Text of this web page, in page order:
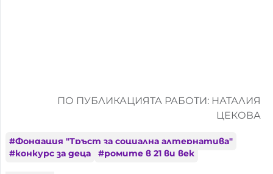
ПО ПУБЛИКАЦИЯТА РАБОТИ: НАТАЛИЯ
ЦЕКОВА
#Фондация "Тръст за социална алтернатива"
#конкурс за деца #ромите в 21 ви век